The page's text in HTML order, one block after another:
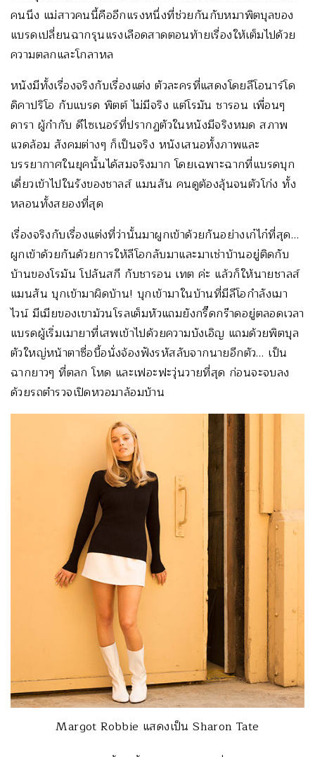
คนนึง แม่สาวคนนี้คืออีกแรงหนึ่งที่ช่วยกันกับหมาพิตบุลของ
แบรดเปลี่ยนฉากรุนแรงเลือดสาดตอนท้ายเรื่องให้เต็มไปด้วย
ความตลกและโกลาหล
หนังมีทั้งเรื่องจริงกับเรื่องแต่ง ตัวละครที่แสดงโดยลีโอนาร์โด
ดิคาปริโอ กับแบรด พิตต์ ไม่มีจริง แต่โรมัน ชารอน เพื่อนๆ
ดารา ผู้กำกับ ดีไซเนอร์ที่ปรากฏตัวในหนังมีจริงหมด สภาพ
แวดล้อม สังคมต่างๆ ก็เป็นจริง หนังเสนอทั้งภาพและ
บรรยากาศในยุคนั้นได้สมจริงมาก โดยเฉพาะฉากที่แบรดบุก
เดี่ยวเข้าไปในรังของชาลส์ แมนสัน คนดูต้องลุ้นจนตัวโก่ง ทั้ง
หลอนทั้งสยองที่สุด
เรื่องจริงกับเรื่องแต่งที่ว่านั้นมาผูกเข้าด้วยกันอย่างเก๋ไก๋ที่สุด…
ผูกเข้าด้วยกันด้วยการให้ลีโอกลับมาและมาเช่าบ้านอยู่ติดกับ
บ้านของโรมัน โปลันสกี กับชารอน เทต ค่ะ แล้วก็ให้นายชาลส์
แมนสัน บุกเข้ามาผิดบ้าน! บุกเข้ามาในบ้านที่มีลีโอกำลังเมา
ไวน์ มีเมียของเขาม้วนโรลเต็มหัวแถมยังกรี๊ดกร๊าดอยู่ตลอดเวลา
แบรดผู้เริ่มเมายาที่เสพเข้าไปด้วยความบังเอิญ แถมด้วยพิตบุล
ตัวใหญ่หน้าตาซื่อบื้อนั่งจ้องฟังรหัสลับจากนายอีกตัว… เป็น
ฉากยาวๆ ที่ตลก โหด และเฟอะฟะวุ่นวายที่สุด ก่อนจะจบลง
ด้วยรถตำรวจเปิดหวอมาล้อมบ้าน
Margot Robbie แสดงเป็น Sharon Tate